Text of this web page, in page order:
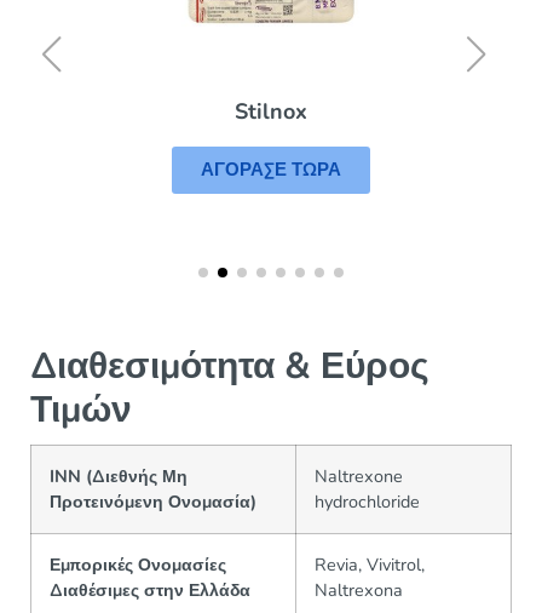
Stilnox
ΑΓΟΡΑΣΕ ΤΩΡΑ
Διαθεσιμότητα & Εύρος
Τιμών
INN (Διεθνής Μη
Προτεινόμενη Ονομασία)
Naltrexone
hydrochloride
Εμπορικές Ονομασίες
Διαθέσιμες στην Ελλάδα
Revia, Vivitrol,
Naltrexona